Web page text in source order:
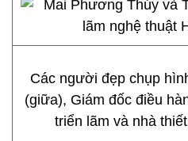
Các người đẹp chụp
(giữa), Giám đốc điều
triển lãm và nhà